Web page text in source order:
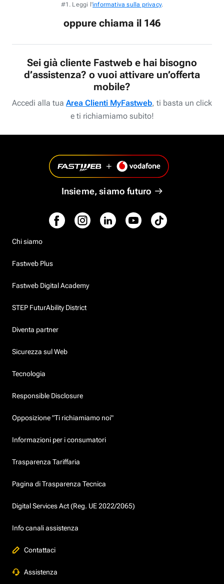
#1. Leggi l'informativa sulla privacy.
oppure chiama il 146
Sei già cliente Fastweb e hai bisogno
d’assistenza? o vuoi attivare un’offerta
mobile?
Accedi alla tua Area Clienti MyFastweb, ti basta un click
e ti richiamiamo subito!
Insieme, siamo futuro
Chi siamo
Fastweb Plus
Fastweb Digital Academy
STEP FuturAbility District
Diventa partner
Sicurezza sul Web
Tecnologia
Responsible Disclosure
Opposizione "Ti richiamiamo noi"
Informazioni per i consumatori
Trasparenza Tariffaria
Pagina di Trasparenza Tecnica
Digital Services Act (Reg. UE 2022/2065)
Info canali assistenza
Contattaci
Assistenza